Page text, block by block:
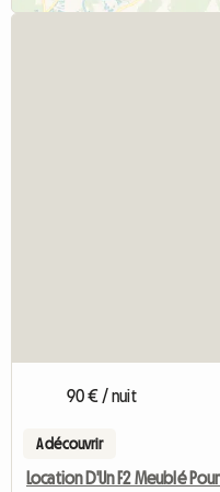
90 € / nuit
A découvrir
Location D'Un F2 Meublé